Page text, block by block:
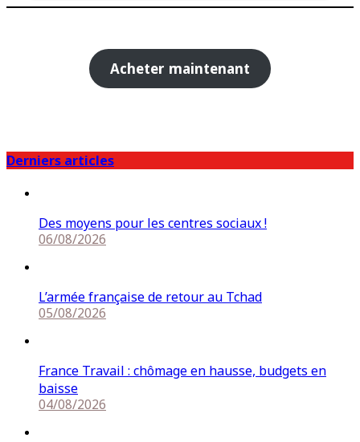
Acheter maintenant
Derniers articles
Des moyens pour les centres sociaux !
06/08/2026
L’armée française de retour au Tchad
05/08/2026
France Travail : chômage en hausse, budgets en
baisse
04/08/2026